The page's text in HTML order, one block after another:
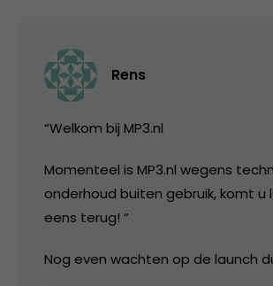
Rens
“Welkom bij MP3.nl
Momenteel is MP3.nl wegens
onderhoud buiten gebruik, komt u
eens terug! “
Nog even wachten op de launch